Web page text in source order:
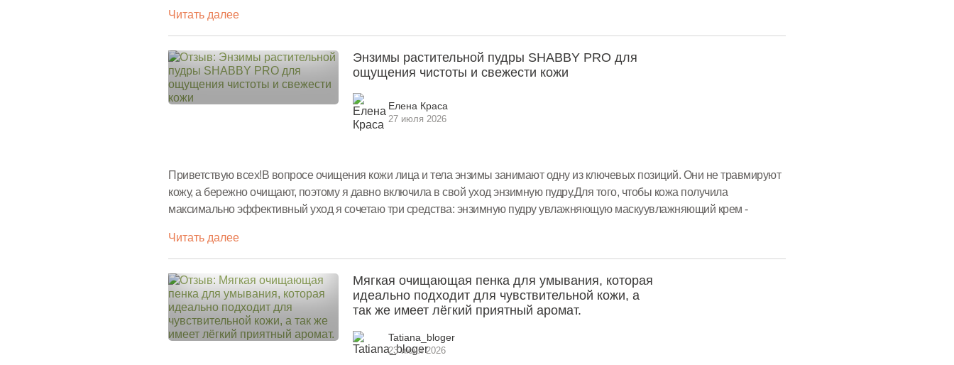
Читать далее
Энзимы растительной пудры SHABBY PRO для
ощущения чистоты и свежести кожи
Елена Краса
27 июля 2026
Приветствую всех!В вопросе очищения кожи лица и тела энзимы занимают одну из ключевых позиций. Они не травмируют
кожу, а бережно очищают, поэтому я давно включила в свой уход энзимную пудру.Для того, чтобы кожа получила
максимально эффективный уход я сочетаю три средства: энзимную пудру увлажняющую маскуувлажняющий крем -
Читать далее
Мягкая очищающая пенка для умывания, которая
идеально подходит для чувствительной кожи, а
так же имеет лёгкий приятный аромат.
Tatiana_bloger
23 июня 2026